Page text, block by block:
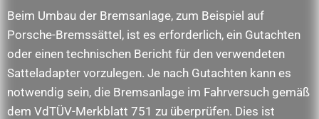
Beim Umbau der Bremsanlage, zum Beispiel auf
Porsche-Bremssättel, ist es erforderlich, ein Gutachten
oder einen technischen Bericht für den verwendeten
Satteladapter vorzulegen. Je nach Gutachten kann es
notwendig sein, die Bremsanlage im Fahrversuch gemäß
dem VdTÜV-Merkblatt 751 zu überprüfen. Dies ist